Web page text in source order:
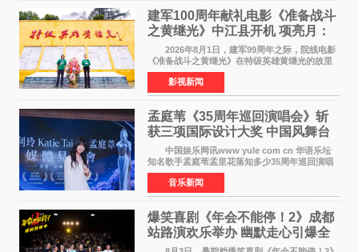
建军100周年献礼电影《准备战斗
之黄继光》中江县开机 项亮月：
以光影为笔，书写英雄赞歌
2026年8月1日，建军99周年之际，院线电影
《准备战斗之黄继光》在特级英雄黄继光的故里
——四川省德阳市中江县黄继光出生地正式开
机。本片出品人、总制片人项亮月主持开机仪
式，&zwnj;特级英雄
影视新闻
孟庭苇《35周年巡回演唱会》斩
获三项国际设计大奖 中国风舞台
美学获全球认可
中国娱乐网讯www yule com cn 华语乐坛
知名歌手孟庭苇孟里花落知多少35周年巡回演唱
会再传喜讯。该演唱会先后荣获美国MUSE
Creative Awards白金奖（Platinum Winner）、
英国London Design
音乐新闻
爆笑喜剧《年会不能停！2》成都
站路演欢乐举办 幽默走心引爆全
场共鸣